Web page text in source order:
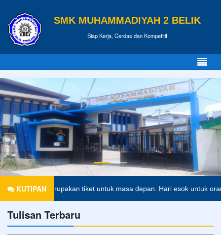
SMK MUHAMMADIYAH 2 BELIK
Siap Kerja, Cerdas dan Kompetitif
KUTIPAN
merupakan tiket untuk masa depan. Hari esok untuk orang-
Tulisan Terbaru